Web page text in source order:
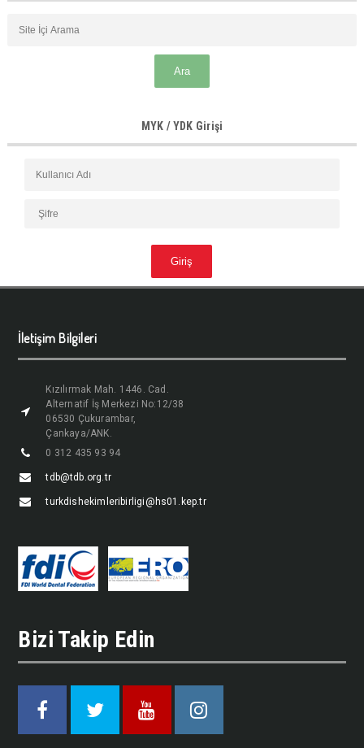
MYK / YDK Girişi
İletişim Bilgileri
Kızılırmak Mah. 1446. Cad.
Alternatif İş Merkezi No:12/38
06530 Çukurambar,
Çankaya/ANK.
0 312 435 93 94
tdb@tdb.org.tr
turkdishekimleribirligi@hs01.kep.tr
Bizi Takip Edin
Facebook Twitter Youtube Instagram